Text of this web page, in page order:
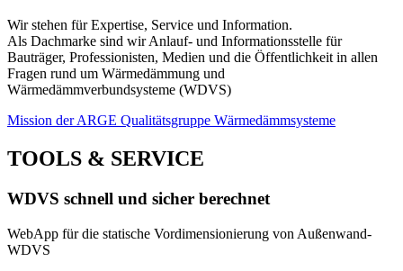
Wir stehen für Expertise, Service und Information.
Als Dachmarke sind wir Anlauf- und Informationsstelle für
Bauträger, Professionisten, Medien und die Öffentlichkeit in allen
Fragen rund um Wärmedämmung und
Wärmedämmverbundsysteme (WDVS)
Mission der ARGE Qualitätsgruppe Wärmedämmsysteme
TOOLS & SERVICE
WDVS schnell und sicher berechnet
WebApp für die statische Vordimensionierung von Außenwand‐
WDVS